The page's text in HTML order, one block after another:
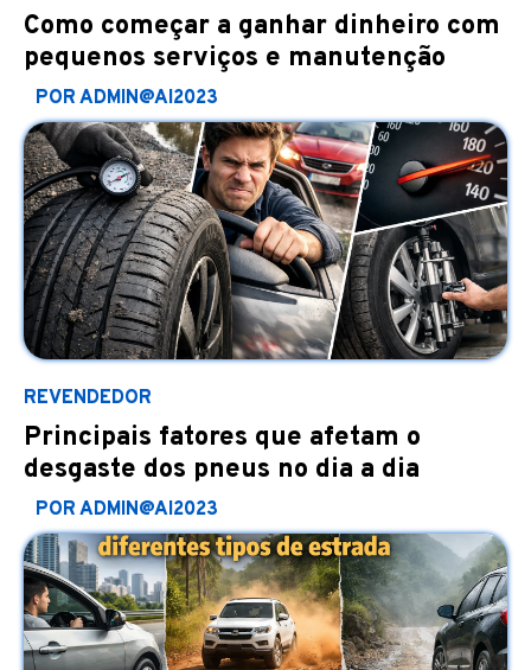
Como começar a ganhar dinheiro com
pequenos serviços e manutenção
POR ADMIN@AI2023
REVENDEDOR
Principais fatores que afetam o
desgaste dos pneus no dia a dia
POR ADMIN@AI2023